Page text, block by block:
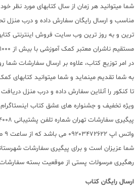
شما میتوانید هر زمان از سال کتابهای مورد نظر
مناسب و ارسال رایگان سفارش داده و درب منزل
ترین و به روز ترین وب سایت فروش اینترنتی
در امر توزیع کتاب، علاوه بر ارسال سفارشات
به شما تقدیم مینماید و شما میتوانید کتابهای
تا کنکور را آنلاین سفارش داده و درب منزل دریافت
ویژه تخفیف و جشنواره های عشق کتاب
شما عزیزان است و برای پیگیری سفارشات
رهگیری مرسولات پستی از موقعیت بسته سفارشات
ارسال رایگان کتاب